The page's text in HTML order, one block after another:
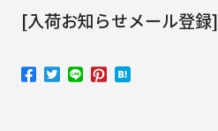
[入荷お知らせメール登録]